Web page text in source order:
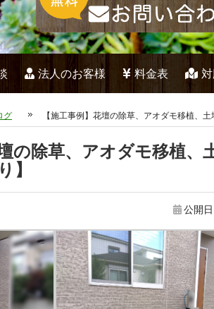
法人のお客様 料金表
グ 【施工事例】花壇の除草、アオダモ移植、
の除草、アオダモ移植
】
公開